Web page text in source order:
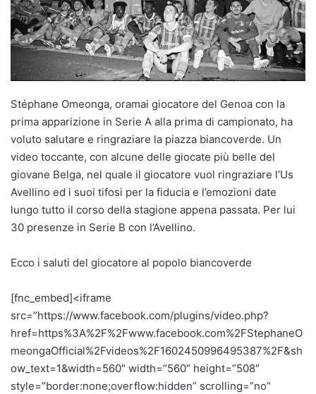
Stéphane Omeonga, oramai giocatore del Genoa con la
prima apparizione in Serie A alla prima di campionato, ha
voluto salutare e ringraziare la piazza biancoverde. Un
video toccante, con alcune delle giocate più belle del
giovane Belga, nel quale il giocatore vuol ringraziare l’Us
Avellino ed i suoi tifosi per la fiducia e l’emozioni date
lungo tutto il corso della stagione appena passata. Per lui
30 presenze in Serie B con l’Avellino.
Ecco i saluti del giocatore al popolo biancoverde
[fnc_embed]<iframe
src=”https://www.facebook.com/plugins/video.php?
href=https%3A%2F%2Fwww.facebook.com%2FStephaneO
meongaOfficial%2Fvideos%2F1602450996495387%2F&sh
ow_text=1&width=560″ width=”560″ height=”508″
style=”border:none;overflow:hidden” scrolling=”no”